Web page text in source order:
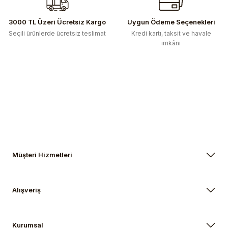
Gönder
3000 TL Üzeri Ücretsiz Kargo
Seçili ürünlerde ücretsiz teslimat
Uygun Ödeme Seçenekleri
Kredi kartı, taksit ve havale
imkânı
Müşteri Hizmetleri
Alışveriş
Kurumsal